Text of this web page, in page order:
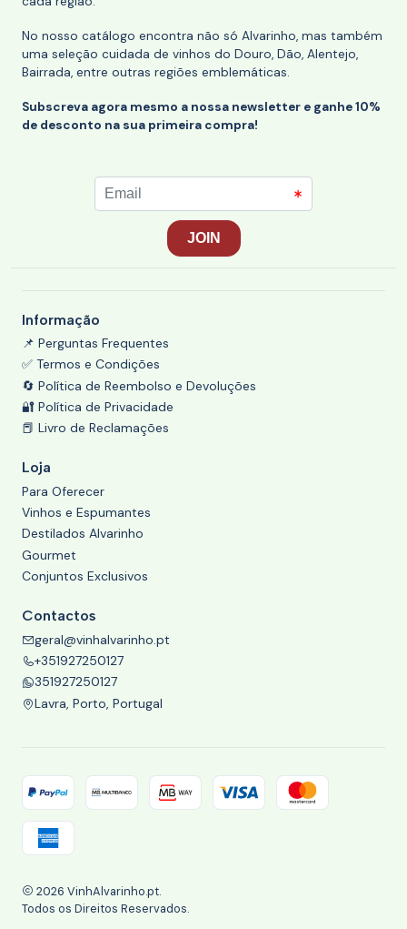
No nosso catálogo encontra não só Alvarinho, mas também
uma seleção cuidada de vinhos do Douro, Dão, Alentejo,
Bairrada, entre outras regiões emblemáticas.
Subscreva agora mesmo a nossa newsletter e ganhe 10%
de desconto na sua primeira compra!
Informação
📌 Perguntas Frequentes
✅ Termos e Condições
🔄 Política de Reembolso e Devoluções
🔐 Política de Privacidade
📕 Livro de Reclamações
Loja
Para Oferecer
Vinhos e Espumantes
Destilados Alvarinho
Gourmet
Conjuntos Exclusivos
Contactos
geral@vinhalvarinho.pt
+351927250127
351927250127
Lavra, Porto, Portugal
2026 VinhAlvarinho.pt.
Todos os Direitos Reservados.